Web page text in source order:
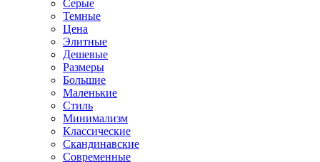
Серые
Темные
Цена
Элитные
Дешевые
Размеры
Большие
Маленькие
Стиль
Минимализм
Классические
Скандинавские
Современные